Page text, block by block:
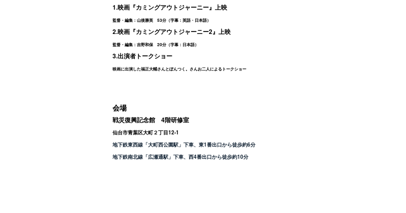
1.映画『カミングアウトジャーニー』上映
監督・編集：山後勝英 53分（字幕：英語・日本語）
2.映画『カミングアウトジャーニー2』上映
監督・編集：吉野和保 20分（字幕：日本語）
3.出演者トークショー
映画に出演した福正大輔さんとぽんつく。さんお二人によるトークショー
会場
戦災復興記念館 4階研修室
仙台市青葉区大町２丁目12-1
地下鉄東西線「大町西公園駅」下車、東1番出口から徒歩約6分
地下鉄南北線「広瀬通駅」下車、西4番出口から徒歩約10分